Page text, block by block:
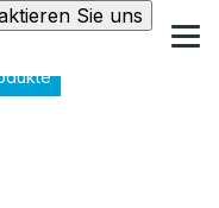
Sie uns